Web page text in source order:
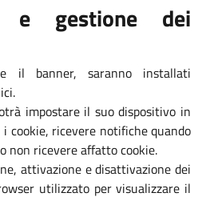
e gestione dei
il banner, saranno installati
impostare il suo dispositivo in
cookie, ricevere notifiche quando
non ricevere affatto cookie.
attivazione e disattivazione dei
utilizzato per visualizzare il